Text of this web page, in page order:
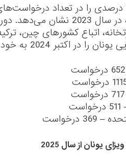
آمار اکتبر 2024 افزایش 12 درصدی را در
اتباع کشورهای چین،
2024 به خود اختصاص داده‌اند.
درخواست
یونان از سال 2025